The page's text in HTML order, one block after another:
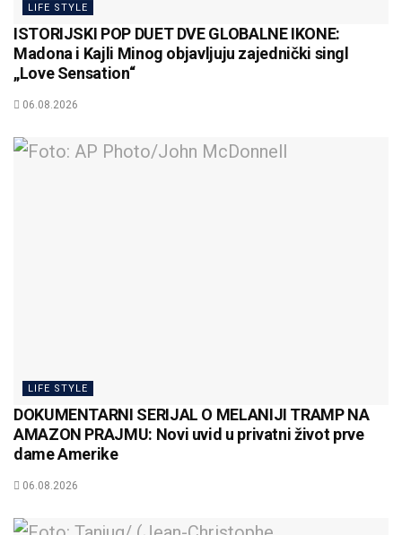
LIFE STYLE
ISTORIJSKI POP DUET DVE GLOBALNE IKONE:
Madona i Kajli Minog objavljuju zajednički singl
„Love Sensation“
06.08.2026
LIFE STYLE
DOKUMENTARNI SERIJAL O MELANIJI TRAMP NA
AMAZON PRAJMU: Novi uvid u privatni život prve
dame Amerike
06.08.2026